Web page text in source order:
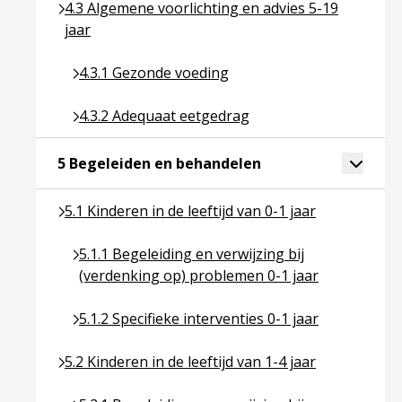
4.3 Algemene voorlichting en advies 5-19
jaar
Ga naar pagina over 4.3 Algemene voorlichting en
4.3.1 Gezonde voeding
Ga naar pagina over 4.3.1 Gezonde voeding
4.3.2 Adequaat eetgedrag
Ga naar pagina over 4.3.2 Adequaat eetgedrag
5 Begeleiden en behandelen Ga naar paginaToggle
5.1 Kinderen in de leeftijd van 0-1 jaar
Ga naar pagina over 5.1 Kinderen in de leeftijd van
5.1.1 Begeleiding en verwijzing bij
(verdenking op) problemen 0-1 jaar
Ga naar pagina over 5.1.1 Begeleiding en
5.1.2 Specifieke interventies 0-1 jaar
Ga naar pagina over 5.1.2 Specifieke interventies
5.2 Kinderen in de leeftijd van 1-4 jaar
Ga naar pagina over 5.2 Kinderen in de leeftijd van